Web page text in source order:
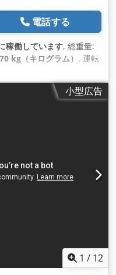
電話する
稼働しています, 総重量:
kg（キログラム） , 運転
小型広告
1 / 12